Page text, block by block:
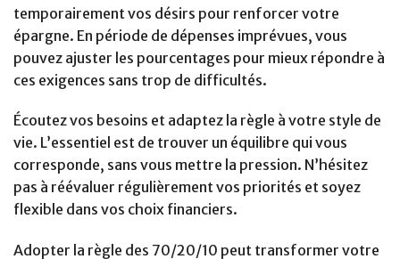
temporairement vos désirs pour renforcer votre
épargne. En période de dépenses imprévues, vous
pouvez ajuster les pourcentages pour mieux répondre à
ces exigences sans trop de difficultés.
Écoutez vos besoins et adaptez la règle à votre style de
vie. L’essentiel est de trouver un équilibre qui vous
corresponde, sans vous mettre la pression. N’hésitez
pas à réévaluer régulièrement vos priorités et soyez
flexible dans vos choix financiers.
Adopter la règle des 70/20/10 peut transformer votre